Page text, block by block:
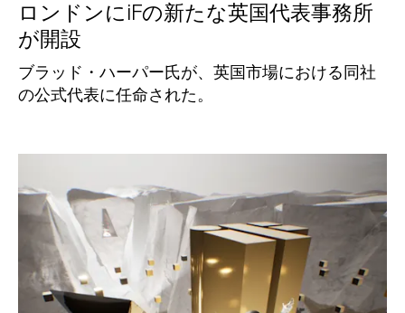
ロンドンにiFの新たな英国代表事務所
が開設
ブラッド・ハーパー氏が、英国市場における同社
の公式代表に任命された。